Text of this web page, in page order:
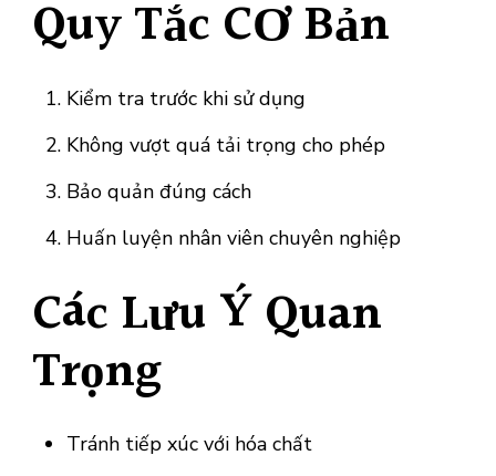
Quy Tắc CƠ Bản
Kiểm tra trước khi sử dụng
Không vượt quá tải trọng cho phép
Bảo quản đúng cách
Huấn luyện nhân viên chuyên nghiệp
Các Lưu Ý Quan
Trọng
Tránh tiếp xúc với hóa chất